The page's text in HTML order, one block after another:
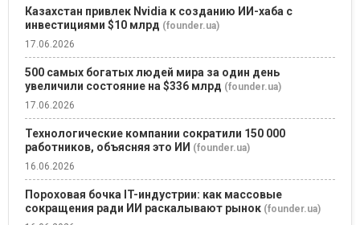
Казахстан привлек Nvidia к созданию ИИ-хаба с
инвестициями $10 млрд (founder.ua)
17.06.2026
500 самых богатых людей мира за один день
увеличили состояние на $336 млрд (founder.ua)
17.06.2026
Технологические компании сократили 150 000
работников, объясняя это ИИ (founder.ua)
16.06.2026
Пороховая бочка IT-индустрии: как массовые
сокращения ради ИИ раскалывают рынок (founder.ua)